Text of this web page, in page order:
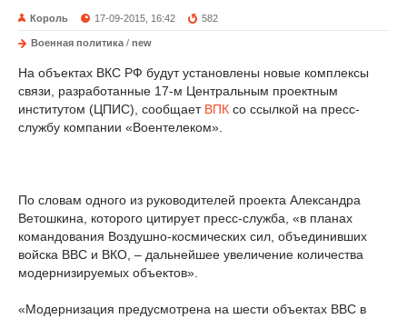
Король 17-09-2015, 16:42 582
Военная политика / new
На объектах ВКС РФ будут установлены новые комплексы
связи, разработанные 17-м Центральным проектным
институтом (ЦПИС), сообщаетВПК со ссылкой на пресс-
службу компании «Воентелеком».
По словам одного из руководителей проекта Александра
Ветошкина, которого цитирует пресс-служба, «в планах
командования Воздушно-космических сил, объединивших
войска ВВС и ВКО, – дальнейшее увеличение количества
модернизируемых объектов».
«Модернизация предусмотрена на шести объектах ВВС в